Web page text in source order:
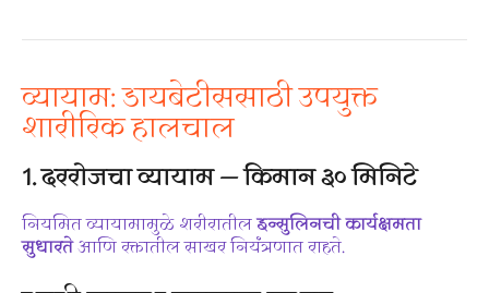
व्यायाम: डायबेटीससाठी उपयुक्त
शारीरिक हालचाल
1.दररोजचा व्यायाम — किमान ३० मिनिटे
नियमित व्यायामामुळे शरीरातीलइन्सुलिनची कार्यक्षमता
सुधारतेआणि रक्तातील साखर नियंत्रणात राहते.